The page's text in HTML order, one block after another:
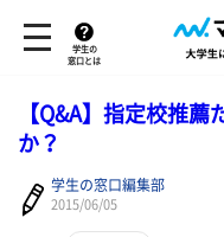
学生の
窓口とは
【Q&A】指定校推
か？
学生の窓口編集部
2015/06/05